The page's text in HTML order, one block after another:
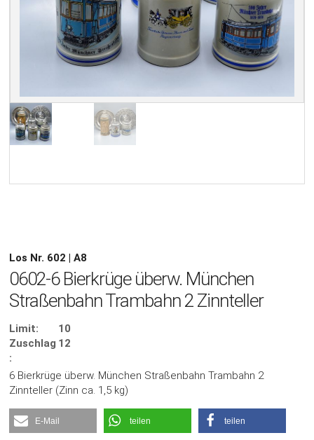
Los Nr. 602 | A8
0602-6 Bierkrüge überw. München
Straßenbahn Trambahn 2 Zinnteller
Limit:
10
Zuschlag
:
12
6 Bierkrüge überw. München Straßenbahn Trambahn 2
Zinnteller (Zinn ca. 1,5 kg)
E-Mail teilen teilen